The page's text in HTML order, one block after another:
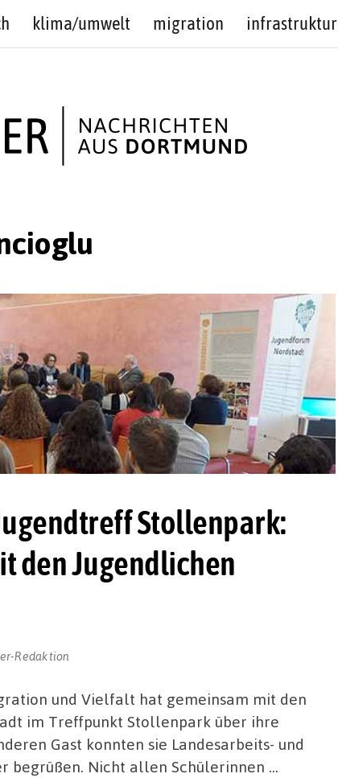
klima/umwelt migration infrastruktur
Stollenpark:
den Jugendlichen
Redaktion
und Vielfalt hat gemeinsam mit den
im Treffpunkt Stollenpark über ihre
Gast konnten sie Landesarbeits- und
begrüßen. Nicht allen Schülerinnen …